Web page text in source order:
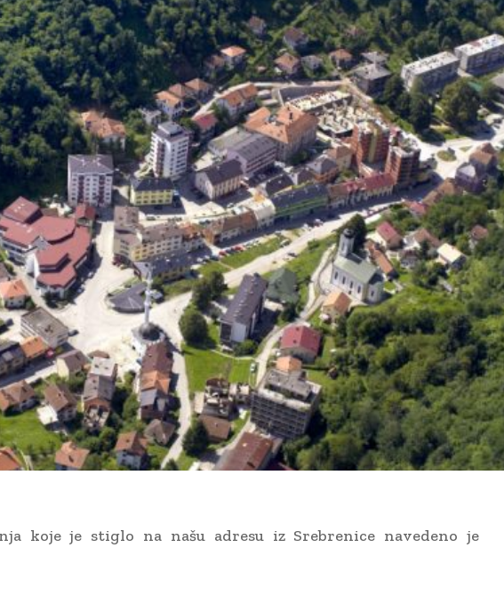
koje je stiglo na našu adresu iz Srebrenice navedeno je